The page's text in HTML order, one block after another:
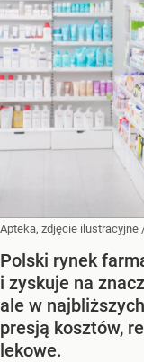
Apteka, zdjęcie ilustracyjne
Polski rynek
i zyskuje na
ale w
presją kosztów,
lekowe.